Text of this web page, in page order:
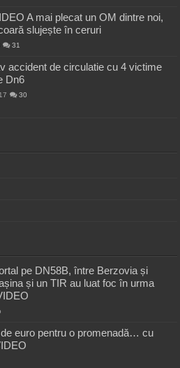
A mai plecat un OM dintre noi,
slujește în ceruri
31
accident de circulatie cu 4 victime
Dn6
30
pe DN58B, între Berzovia și
și un TIR au luat foc în urma
de euro pentru o promenadă… cu